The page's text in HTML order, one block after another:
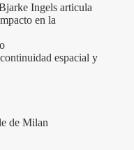
Ingels articula
en la
espacial y